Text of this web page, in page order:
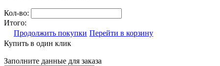
Кол-во:
Итого:
Продолжить покупки Перейти в корзину
Купить в один клик
Заполните данные для заказа